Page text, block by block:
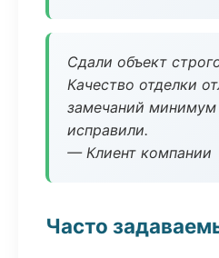
Сдали объект
Качество отделки
замечаний минимум
исправили.
— Клиент компании
Часто